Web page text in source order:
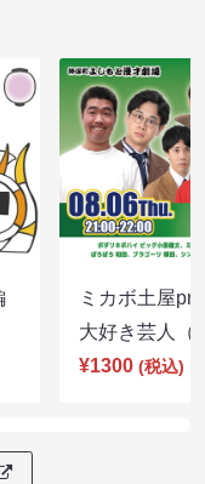
ミカボ土屋
大好き芸人
¥1300 (税込)